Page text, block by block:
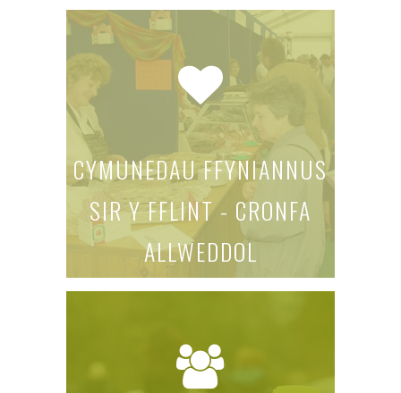
CYMUNEDAU FFYNIANNUS
SIR Y FFLINT - CRONFA
ALLWEDDOL